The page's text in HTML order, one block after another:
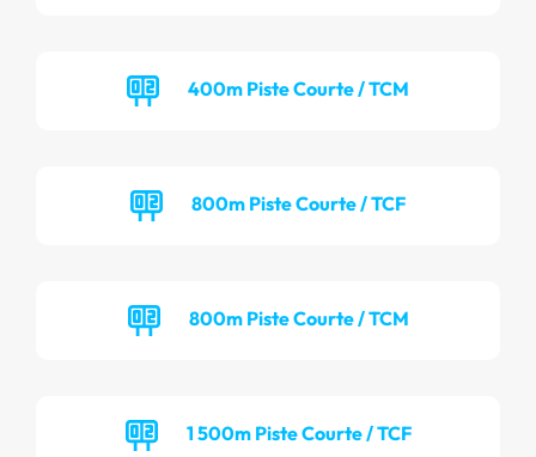
400m Piste Courte / TCM
800m Piste Courte / TCF
800m Piste Courte / TCM
1 500m Piste Courte / TCF